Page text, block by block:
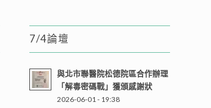
7/4論壇
與北市聯醫院松德院區合作辦理
「解毒密碼戰」獲頒感謝狀
2026-06-01 - 19:38